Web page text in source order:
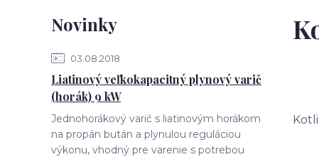
Novinky
03.08.2018
Liatinový veľkokapacitný plynový varič
(horák) 9 kW
Jednohorákový varič s liatinovým horákom
na propán bután a plynulou reguláciou
výkonu, vhodný pre varenie s potrebou